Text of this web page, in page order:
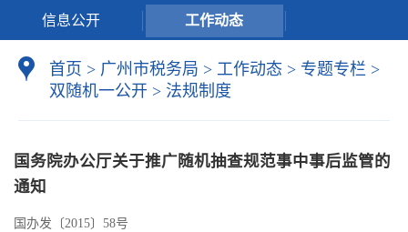
信息公开 工作动态
首页 > 广州市税务局 > 工作动态 > 专题专栏 >
双随机一公开 > 法规制度
国务院办公厅关于推广随机抽查规范事中事后监管的
通知
国办发〔2015〕58号